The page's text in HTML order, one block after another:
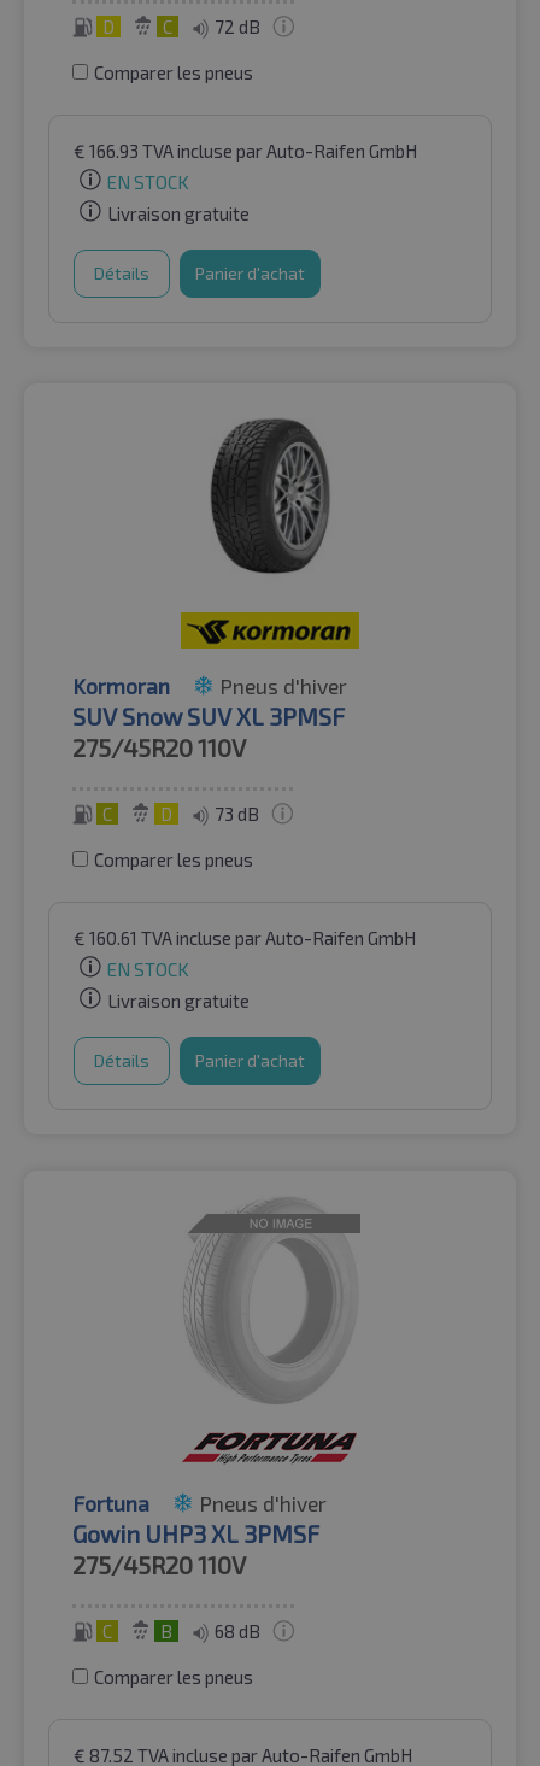
D C 72 dB
Comparer les pneus
€ 166.93 TVA incluse par Auto-Raifen GmbH
EN STOCK
Livraison gratuite
Détails Panier d'achat
Kormoran Pneus d'hiver
SUV Snow SUV XL 3PMSF
275/45R20110V
C D 73 dB
Comparer les pneus
€ 160.61 TVA incluse par Auto-Raifen GmbH
EN STOCK
Livraison gratuite
Détails Panier d'achat
Fortuna Pneus d'hiver
Gowin UHP3 XL 3PMSF
275/45R20110V
C B 68 dB
Comparer les pneus
€ 87.52 TVA incluse par Auto-Raifen GmbH